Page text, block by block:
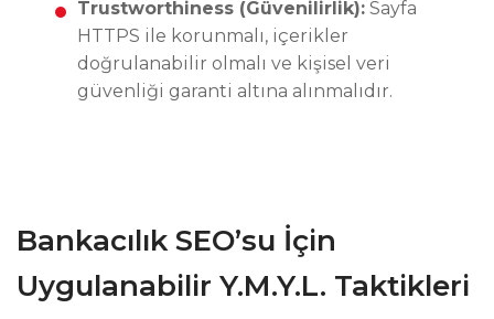
Trustworthiness (Güvenilirlik): Sayfa
HTTPS ile korunmalı, içerikler
doğrulanabilir olmalı ve kişisel veri
güvenliği garanti altına alınmalıdır.
Bankacılık SEO’su İçin
Uygulanabilir Y.M.Y.L. Taktikleri